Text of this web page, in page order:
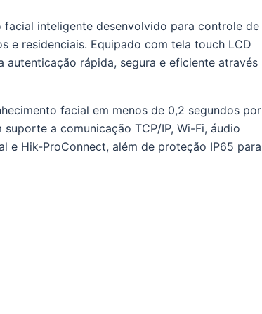
inteligente desenvolvido para controle de
e residenciais. Equipado com tela touch LCD
autenticação rápida, segura e eficiente através
facial em menos de 0,2 segundos por
a comunicação TCP/IP, Wi-Fi, áudio
e Hik-ProConnect, além de proteção IP65 para